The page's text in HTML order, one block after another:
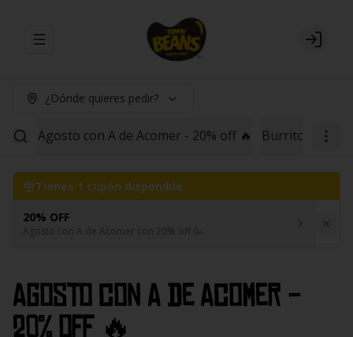
Abrir menu de navegación Login
¿Dónde quieres pedir?
Agosto con A de Acomer - 20% off 🔥 Burritos Red
Tienes 1 cupón disponible
20% OFF
Agosto con A de Acomer con 20% off 🥳
Agosto con A de Acomer -
20% off 🔥